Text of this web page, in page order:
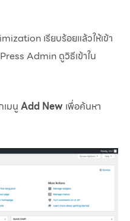
เรียบร้อยแล้วให้เข้า
Admin ดูวิธีเข้าใน
เมนูAdd New เพื่อค้นหา